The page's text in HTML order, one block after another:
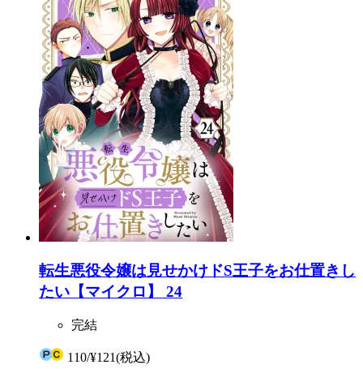
転生悪役令嬢は見せかけドS王子をお仕置きし
たい【マイクロ】 24
完結
110/¥121(税込)